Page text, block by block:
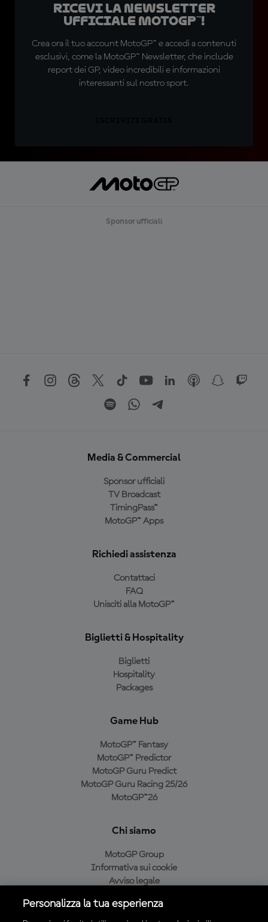
Ricevi la newsletter
ufficiale MotoGP™!
Crea ora il tuo account MotoGP™ e accedi a contenuti
esclusivi, come la MotoGP™ Newsletter, che include
report dei GP, video incredibili e informazioni
interessanti sul nostro sport.
Sponsor ufficiali
Media & Commercial
Sponsor ufficiali
TV Broadcast
TimingPass™
MotoGP™ Apps
Richiedi assistenza
Contattaci
FAQ
Unisciti alla MotoGP™
Biglietti & Hospitality
Biglietti
Hospitality
Packages
Game Hub
MotoGP™ Fantasy
MotoGP™ Predictor
MotoGP Guru Predict
MotoGP Guru Racing 25/26
MotoGP™26
Chi siamo
MotoGP Group
Informativa sui cookie
Avviso legale
Condizioni di acquisto
Personalizza la tua esperienza